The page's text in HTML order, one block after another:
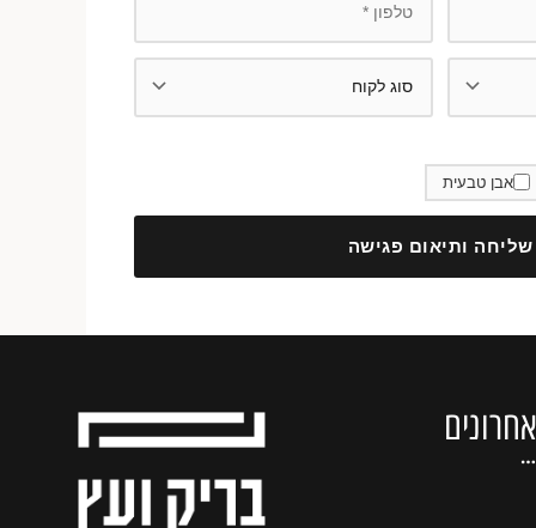
אבן טבעית
שליחה ותיאום פגישה